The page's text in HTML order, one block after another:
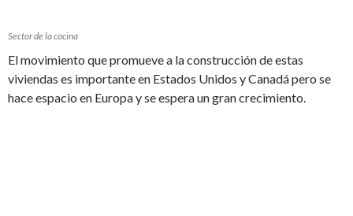
Sector de la cocina
El movimiento que promueve a la construcción de estas
viviendas es importante en Estados Unidos y Canadá pero se
hace espacio en Europa y se espera un gran crecimiento.